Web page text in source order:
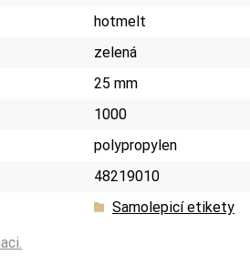
hotmelt
zelená
25 mm
1000
polypropylen
48219010
Samolepicí etikety